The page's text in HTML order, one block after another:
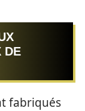
DE
fabriqués